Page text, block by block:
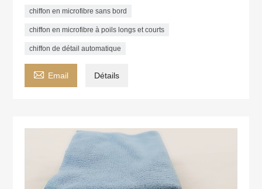
chiffon en microfibre sans bord
chiffon en microfibre à poils longs et courts
chiffon de détail automatique
 Email Détails